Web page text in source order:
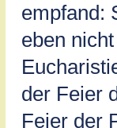
empfand:
eben
der Feier
Feier der